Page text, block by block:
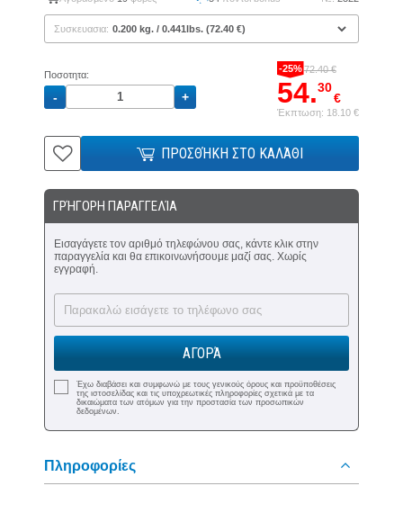
Συσκευασια:
Ποσοτητα:
-25% 72.40 €
54.30
€
Έκπτωση: 18.10 €
ΠΡΟΣΘΉΚΗ ΣΤΟ ΚΑΛΆΘΙ
ΓΡΉΓΟΡΗ ΠΑΡΑΓΓΕΛΊΑ
Εισαγάγετε τον αριθμό τηλεφώνου σας, κάντε κλικ στην
παραγγελία και θα επικοινωνήσουμε μαζί σας. Χωρίς
εγγραφή.
ΑΓΟΡΆ
Έχω διαβάσει και συμφωνώ με τους γενικούς όρους και προϋποθέσεις
της ιστοσελίδας και τις υποχρεωτικές πληροφορίες σχετικά με τα
δικαιώματα των ατόμων για την προστασία των προσωπικών
δεδομένων.
Πληροφορίες